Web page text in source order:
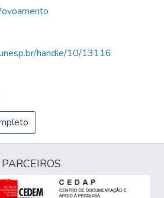
handle/10/13116
PARCEIROS